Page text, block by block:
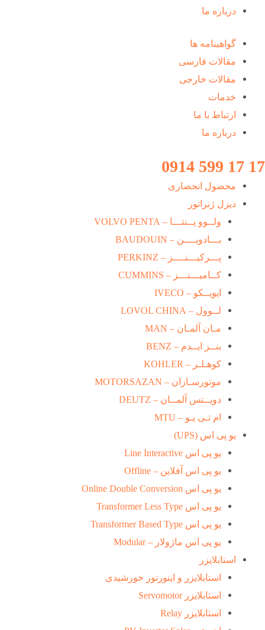
درباره ما
گواهینامه ها
مقالات فارسی
مقالات خارجی
خدمات
ارتباط با ما
درباره ما
17 17 599 0914
محصول انحصاری
دیزل ژنراتور
ولــوو پــنتـــا – VOLVO PENTA
بـــادویــــن – BAUDOUIN
پـــرکیـــنــــز – PERKINZ
کــامیـــنـــز – CUMMINS
ایویــکو – IVECO
لــوول – LOVOL CHINA
مـان آلمـان – MAN
بنــز ایــدم – BENZ
کوهـلـر – KOHLER
موتورسـازان – MOTORSAZAN
دویــتس آلمــان – DEUTZ
ام تـی یـو – MTU
یو پی اس (UPS)
یو پی اس Line Interactive
یو پی اس آفلاین – Offline
یو پی اس Online Double Conversion
یو پی اس Transformer Less Type
یو پی اس Transformer Based Type
یو پی اس ماژولار – Modular
استابلایزر
استابلایزر و اینورتور خورشیدی
استابلایزر Servomotor
استابلایزر Relay